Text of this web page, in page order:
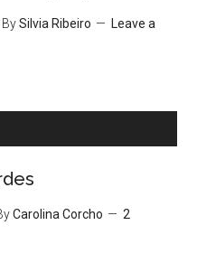
BySilvia Ribeiro
Leave a
Carolina Corcho
2